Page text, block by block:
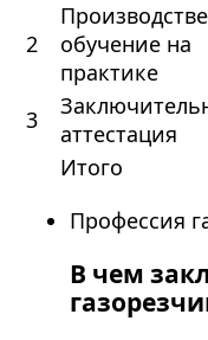
2
обучение на
практике
3
аттестация
Итого
Профессия
В чем